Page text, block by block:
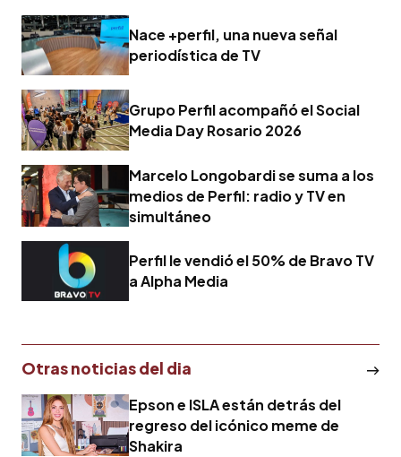
Nace +perfil, una nueva señal
periodística de TV
Grupo Perfil acompañó el Social
Media Day Rosario 2026
Marcelo Longobardi se suma a los
medios de Perfil: radio y TV en
simultáneo
Perfil le vendió el 50% de Bravo TV
a Alpha Media
Otras noticias del dia
Epson e ISLA están detrás del
regreso del icónico meme de
Shakira